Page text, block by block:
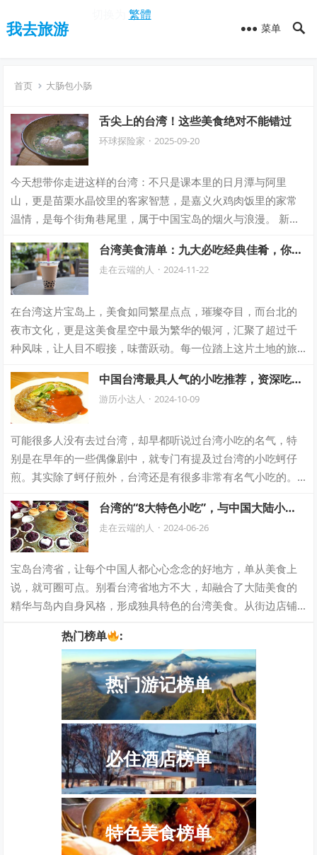
繁體
我去旅游 菜单
首页 大肠包小肠
舌尖上的台湾！这些美食绝对不能错过
环球探险家 · 2025-09-20
今天想带你走进这样的台湾：不只是课本里的日月潭与阿里
山，更是苗栗水晶饺里的客家智慧，是嘉义火鸡肉饭里的家常
温情，是每个街角巷尾里，属于中国宝岛的烟火与浪漫。 新竹
台湾美食清单：九大必吃经典佳肴，你尝
过几样？
走在云端的人 · 2024-11-22
在台湾这片宝岛上，美食如同繁星点点，璀璨夺目，而台北的
夜市文化，更是这美食星空中最为繁华的银河，汇聚了超过千
种风味，让人目不暇接，味蕾跃动。每一位踏上这片土地的旅
中国台湾最具人气的小吃推荐，资深吃货
必收藏的美食清单！
游历小达人 · 2024-10-09
可能很多人没有去过台湾，却早都听说过台湾小吃的名气，特
别是在早年的一些偶像剧中，就专门有提及过台湾的小吃蚵仔
煎。其实除了蚵仔煎外，台湾还是有很多非常有名气小吃的。
台湾的“8大特色小吃”，与中国大陆小吃
风味迥异，各具魅力！
走在云端的人 · 2024-06-26
宝岛台湾省，让每个中国人都心心念念的好地方，单从美食上
说，就可圈可点。别看台湾省地方不大，却融合了大陆美食的
精华与岛内自身风格，形成独具特色的台湾美食。从街边店铺
热门榜单 :
热门游记榜单
必住酒店榜单
特色美食榜单